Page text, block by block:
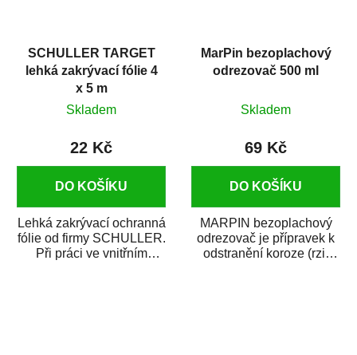
SCHULLER TARGET
lehká zakrývací fólie 4
x 5 m
Skladem
22 Kč
DO KOŠÍKU
Lehká zakrývací ochranná
fólie od firmy SCHULLER.
Při práci ve vnitřním
MarPin bezoplachový
odrezovač 500 ml
Skladem
69 Kč
DO KOŠÍKU
MARPIN bezoplachový
odrezovač je přípravek k
odstranění koroze (rzi)